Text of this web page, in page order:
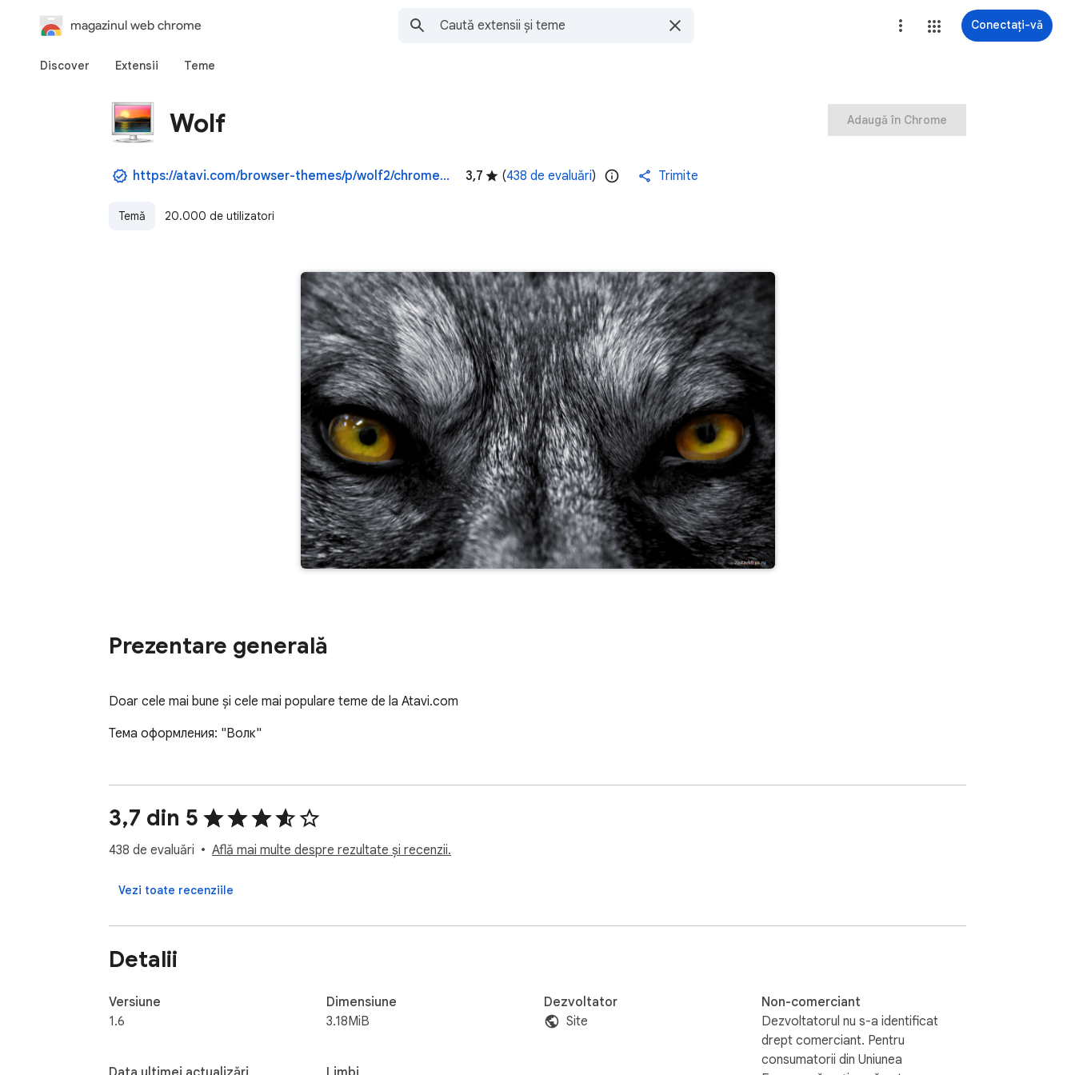
magazinul web chrome Conectați-vă
Discover Extensii Teme
Wolf
https://atavi.com/browser-themes/p/wolf2/chrome-themes-top/ 3,7 (438 de evaluări) Trimite
Temă 20.000 de utilizatori
Adaugă în Chrome
Prezentare generală
Doar cele mai bune şi cele mai populare teme de la Atavi.com
Тема оформления: "Волк"
3,7 din 5
438 de evaluări Află mai multe despre rezultate și recenzii.
Vezi toate recenziile
Detalii
Versiune
1.6
Dimensiune
3.18MiB
Dezvoltator
Site
Non-comerciant
Dezvoltatorul nu s-a identificat
drept comerciant. Pentru
consumatorii din Uniunea